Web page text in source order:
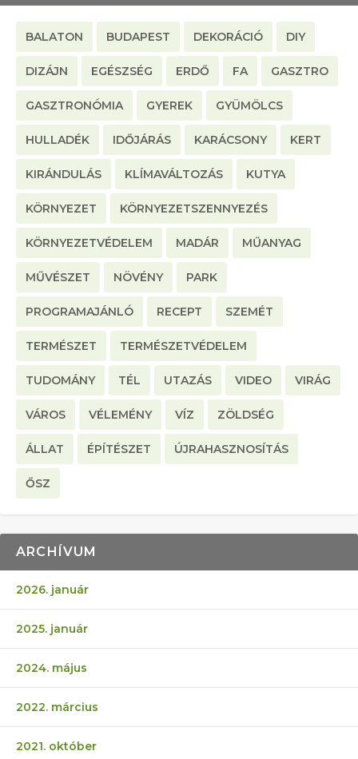
BALATON BUDAPEST DEKORÁCIÓ DIY
DIZÁJN EGÉSZSÉG ERDŐ FA GASZTRO
GASZTRONÓMIA GYEREK GYÜMÖLCS
HULLADÉK IDŐJÁRÁS KARÁCSONY KERT
KIRÁNDULÁS KLÍMAVÁLTOZÁS KUTYA
KÖRNYEZET KÖRNYEZETSZENNYEZÉS
KÖRNYEZETVÉDELEM MADÁR MŰANYAG
MŰVÉSZET NÖVÉNY PARK
PROGRAMAJÁNLÓ RECEPT SZEMÉT
TERMÉSZET TERMÉSZETVÉDELEM
TUDOMÁNY TÉL UTAZÁS VIDEO VIRÁG
VÁROS VÉLEMÉNY VÍZ ZÖLDSÉG
ÁLLAT ÉPÍTÉSZET ÚJRAHASZNOSÍTÁS
ŐSZ
ARCHÍVUM
2026. január
2025. január
2024. május
2022. március
2021. október